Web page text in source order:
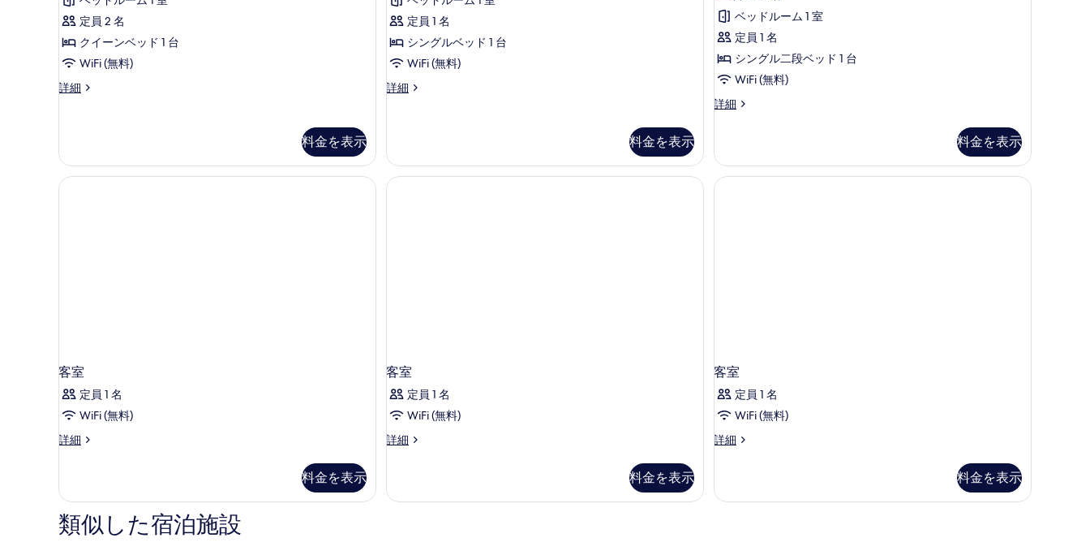
限
定
の
す
べ
写
真
ー
男
性
限
の
限
定
の
す
べ
写
真
ー
女
性
限
の
真
を
表
示
す
の
詳
細
Adults
+
1
Child)
の
て
の
ミ
件)
定員 2 名
クイーンベッド 1 台
WiFi (無料)
詳細
Deluxe
+
Child)
料金を表示
ー
ド
共
同
リ
ー
て
の
写
真
を
示
す
ミ
6
件)
定員 1 名
シングルベッド 1 台
WiFi (無料)
詳細
ス
ド
共
同
細
料金を表示
Female
Dormitory
Room
(Shared
Shower)
の
て
の
コ
ミ
2
件)
ベッドルーム 1 室
定員 1 名
シングル二段ベッド 1 台
WiFi (無料)
詳細
Single
Female
Dormitory
Room
料金を表示
客室
定員 1 名
WiFi (無料)
詳細
客
細
料金を表示
客室
定員 1 名
WiFi (無料)
詳細
客
細
料金を表示
客室
定員 1 名
WiFi (無料)
詳細
客
細
料金を表示
類似した宿泊施設